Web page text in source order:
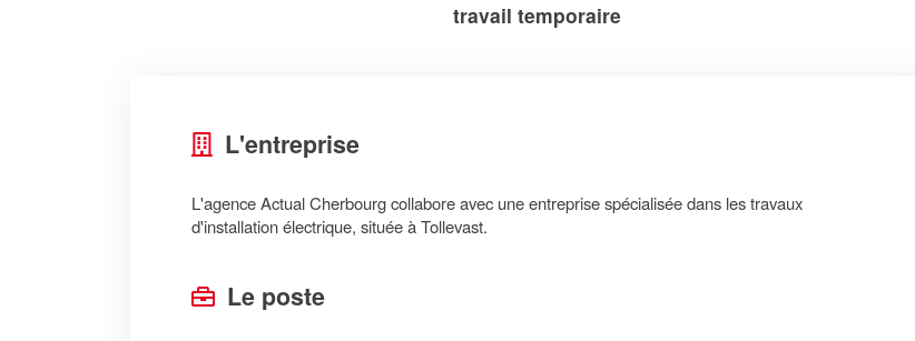
travail temporaire
L'entreprise
L'agence Actual Cherbourg collabore avec une entreprise spécialisée dans les travaux
d'installation électrique, située à Tollevast.
Le poste